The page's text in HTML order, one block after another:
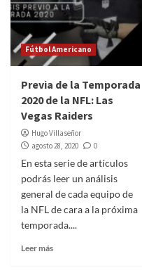
Fútbol Americano
Previa de la Temporada
2020 de la NFL: Las
Vegas Raiders
Hugo Villaseñor
agosto 28, 2020
0
En esta serie de artículos
podrás leer un análisis
general de cada equipo de
la NFL de cara a la próxima
temporada....
Leer más